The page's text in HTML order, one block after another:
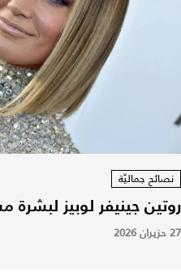
نصائح جماليّة
روتين جينيفر لوبيز
27 حزيران 2026